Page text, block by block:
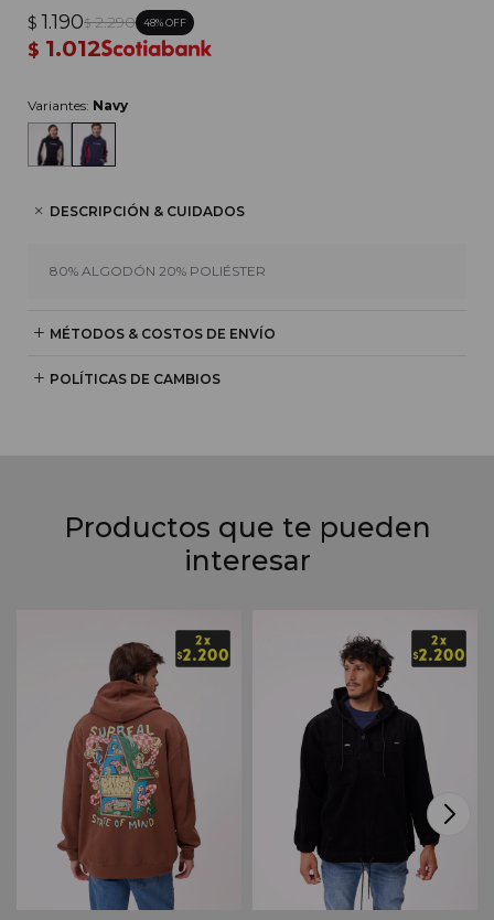
$ 1.190$ 2.290 48
$ 1.012
Variantes: Navy
DESCRIPCIÓN & CUIDADOS
80% ALGODÓN 20% POLIÉSTER
MÉTODOS & COSTOS DE ENVÍO
POLÍTICAS DE CAMBIOS
Productos que te pueden
interesar